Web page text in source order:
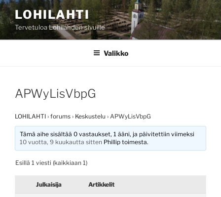
Siirry
sisältöönLOHILAHTI
Tervetuloa Lohilahden sivuille
Valikko
APWyLisVbpG
LOHILAHTI › forums › Keskustelu › APWyLisVbpG
Tämä aihe sisältää 0 vastaukset, 1 ääni, ja päivitettiin viimeksi
10 vuotta, 9 kuukautta sitten Phillip toimesta.
Esillä 1 viesti (kaikkiaan 1)
Julkaisija Artikkelit